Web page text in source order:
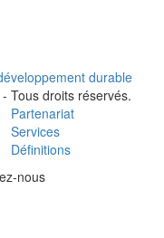
durable
Tous droits réservés.
Partenariat
Services
Définitions
nous